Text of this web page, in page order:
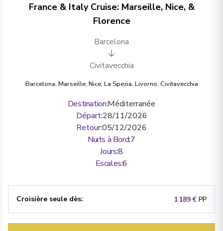
France & Italy Cruise: Marseille, Nice, &
Florence
Barcelona
Civitavecchia
Barcelona, Marseille, Nice, La Spezia, Livorno, Civitavecchia
Destination:Méditerranée
Départ:28/11/2026
Retour:05/12/2026
Nuits à Bord:7
Jours:8
Escales:6
Croisière seule dès: 1 189 € PP